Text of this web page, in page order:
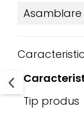
Asamblare
Tip produs